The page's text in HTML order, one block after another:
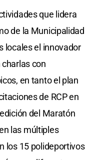
que lidera
de la Municipalidad
locales el innovador
con
en tanto el plan
de RCP en
del Maratón
las múltiples
los 15 polideportivos